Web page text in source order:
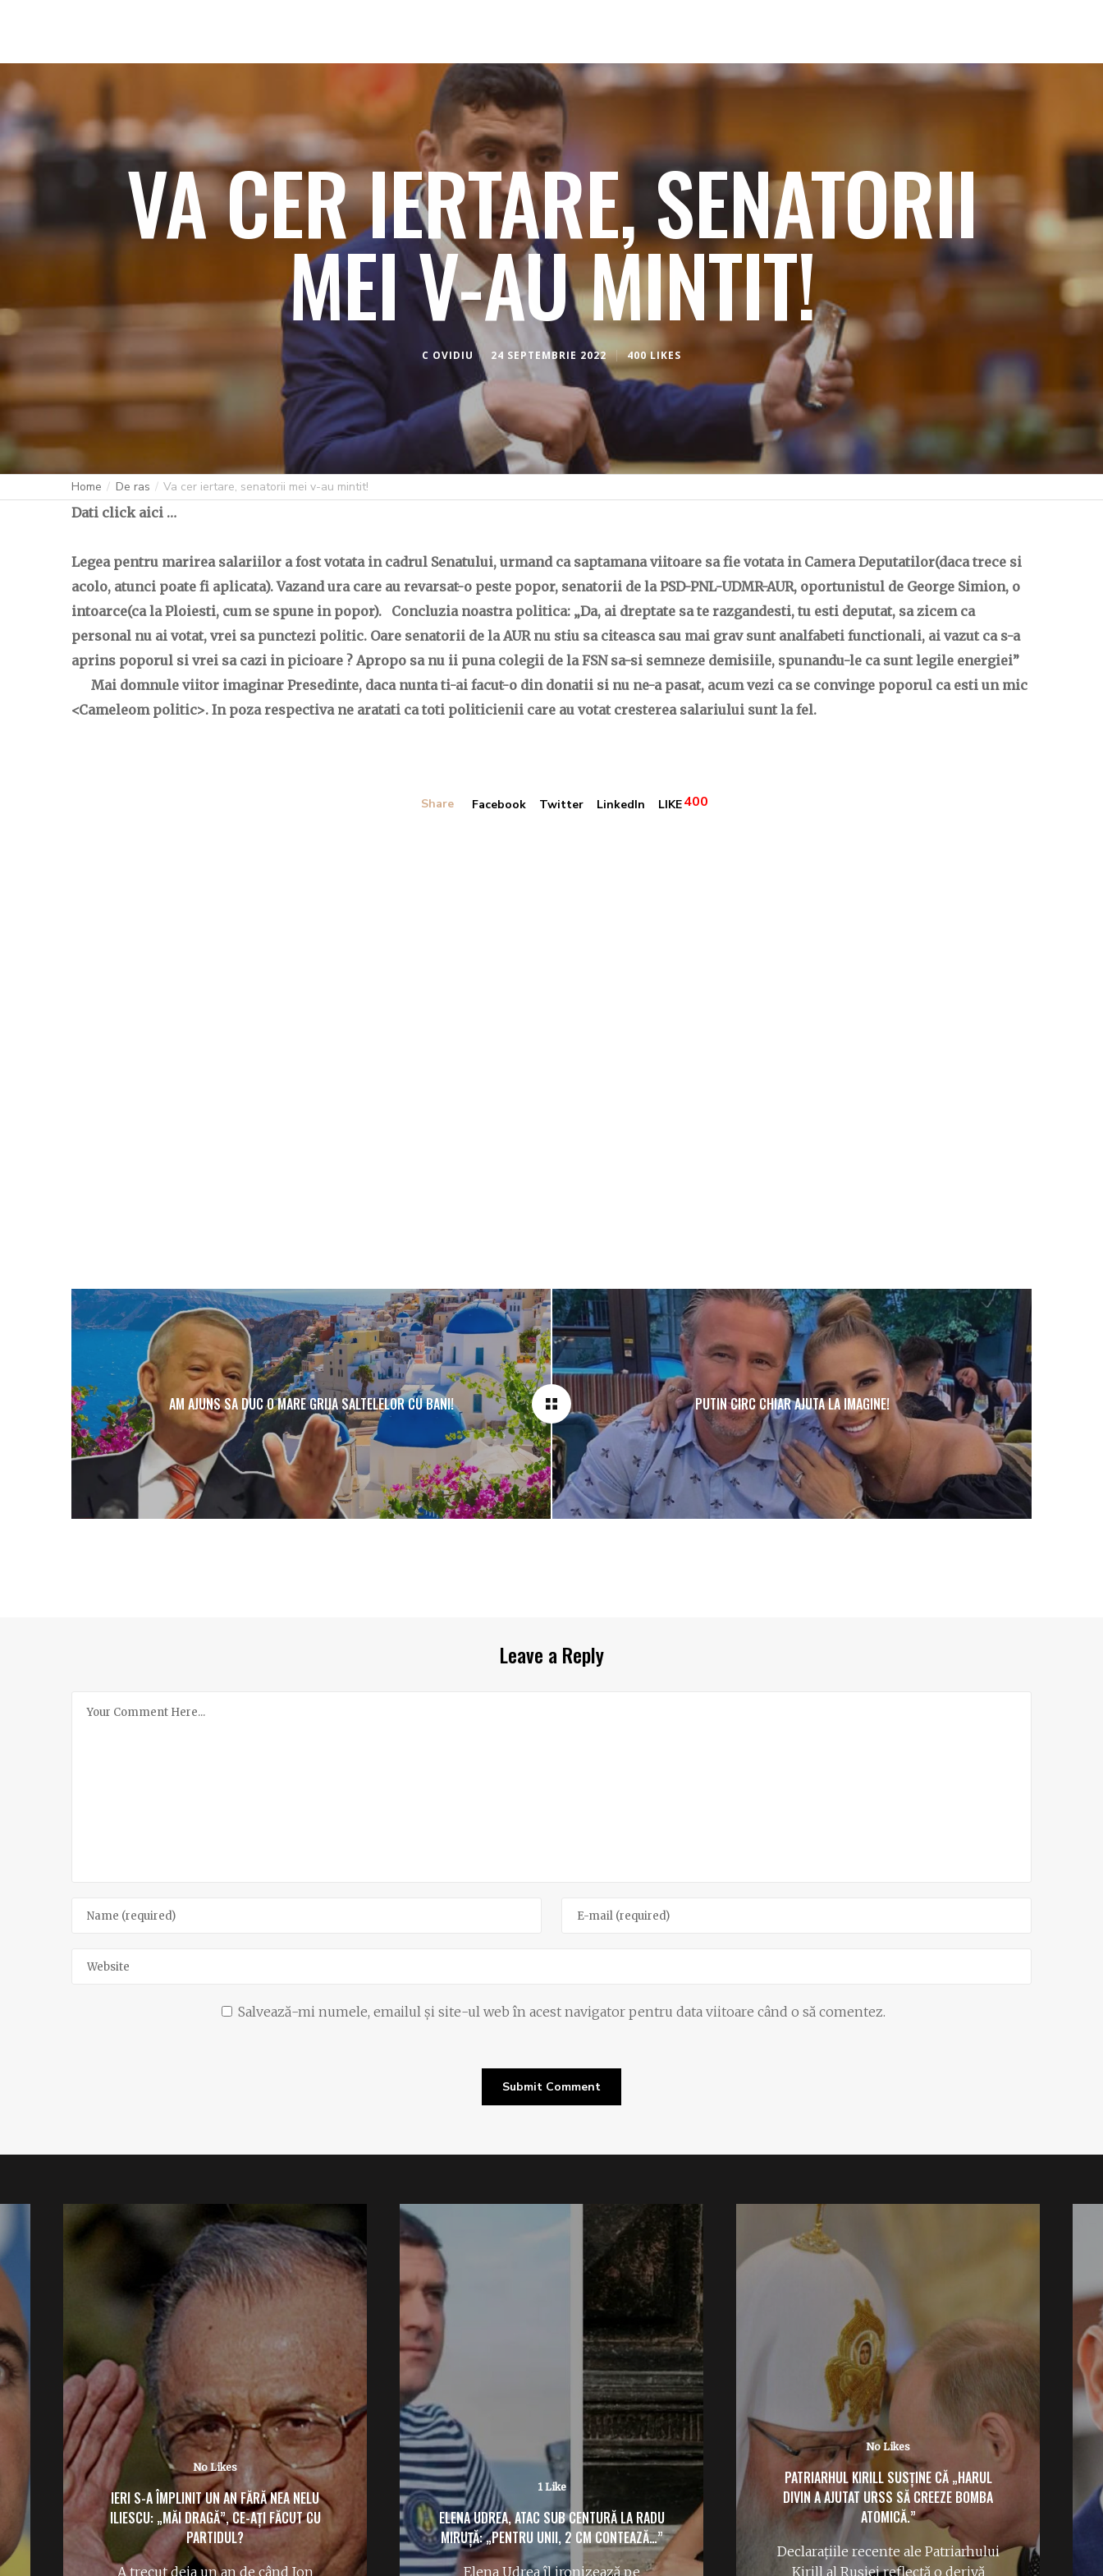
VA CER IERTARE, SENATORII
MEI V-AU MINTIT!
C OVIDIU 24 SEPTEMBRIE 2022 400 LIKES
Home De ras Va cer iertare, senatorii mei v-au mintit!
Dati click aici …
Legea pentru marirea salariilor a fost votata in cadrul Senatului, urmand ca saptamana viitoare sa fie votata in Camera Deputatilor(daca trece si
acolo, atunci poate fi aplicata). Vazand ura care au revarsat-o peste popor, senatorii de la PSD-PNL-UDMR-AUR, oportunistul de George Simion, o
intoarce(ca la Ploiesti, cum se spune in popor). Concluzia noastra politica: „Da, ai dreptate sa te razgandesti, tu esti deputat, sa zicem ca
personal nu ai votat, vrei sa punctezi politic. Oare senatorii de la AUR nu stiu sa citeasca sau mai grav sunt analfabeti functionali, ai vazut ca s-a
aprins poporul si vrei sa cazi in picioare ? Apropo sa nu ii puna colegii de la FSN sa-si semneze demisiile, spunandu-le ca sunt legile energiei”
Mai domnule viitor imaginar Presedinte, daca nunta ti-ai facut-o din donatii si nu ne-a pasat, acum vezi ca se convinge poporul ca esti un mic
<Cameleom politic>. In poza respectiva ne aratati ca toti politicienii care au votat cresterea salariului sunt la fel.
Share Facebook Twitter LinkedIn LIKE400
AM AJUNS SA DUC O MARE GRIJA SALTELELOR CU BANI! PUTIN CIRC CHIAR AJUTA LA IMAGINE!
Leave a Reply
Salvează-mi numele, emailul și site-ul web în acest navigator pentru data viitoare când o să comentez.
1 Like
ELENA UDREA, ATAC SUB CENTURĂ LA RADU
MIRUȚĂ: „PENTRU UNII, 2 CM CONTEAZĂ…”
Elena Udrea îl ironizează pe
No Likes
PATRIARHUL KIRILL SUSȚINE CĂ „HARUL
DIVIN A AJUTAT URSS SĂ CREEZE BOMBA
ATOMICĂ.”
Declarațiile recente ale Patriarhului
Kirill al Rusiei reflectă o derivă
1 Like
VICTOR VIOREL PONTA ÎȘI FACE PARTID
POLITIC PENTRU ALEGERILE PARLAMENTARE
VIITOARE.
Invitat la emisiunea „Subiectul